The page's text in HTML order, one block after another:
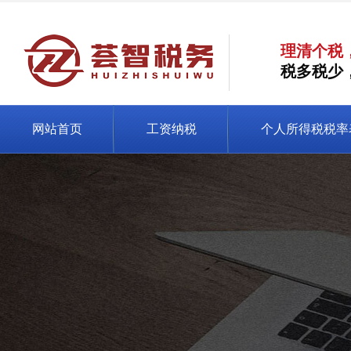
理清个税
税多税少
网站首页 工资纳税 个人所得税税率